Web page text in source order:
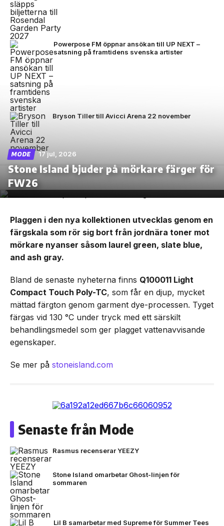
Powerpose FM öppnar ansökan till UP NEXT –
satsning på framtidens svenska artister
Bryson Tiller till Avicci Arena 22 november
MODE 17 jul, 2026
Stone Island bjuder på mörkare färger för
FW26
Plaggen i den nya kollektionen utvecklas genom en
färgskala som rör sig bort från jordnära toner mot
mörkare nyanser såsom laurel green, slate blue,
and ash gray.
Bland de senaste nyheterna finns Q100011 Light
Compact Touch Poly-TC, som får en djup, mycket
mättad färgton genom garment dye-processen. Tyget
färgas vid 130 °C under tryck med ett särskilt
behandlingsmedel som ger plagget vattenavvisande
egenskaper.
Se mer på stoneisland.com
Senaste från Mode
Rasmus recenserar YEEZY
Stone Island omarbetar Ghost-linjen för
sommaren
Lil B samarbetar med Supreme för Summer Tees